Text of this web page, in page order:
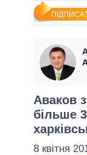
СТРІЧКА
ПОДІЇ
СТАТТІ
ДУМКИ
ОГЛЯДИ
УСІ
КАБІНЕТ
ГОЛОВИ
МЕРИ
Аваков
більше
8 квітня